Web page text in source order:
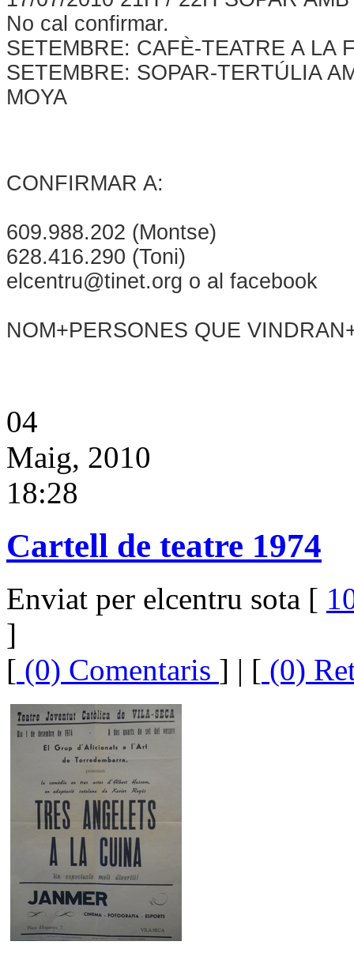
No cal confirmar.
SETEMBRE: CAFÈ-TEATRE A LA
SETEMBRE: SOPAR-TERTÚLIA
MOYA
CONFIRMAR A:
609.988.202 (Montse)
628.416.290 (Toni)
elcentru@tinet.org o al facebook
NOM+PERSONES QUE
04
Maig, 2010
18:28
Cartell de teatre 1974
Enviat per elcentru sota [
]
[ (0) Comentaris ] | [ (0)